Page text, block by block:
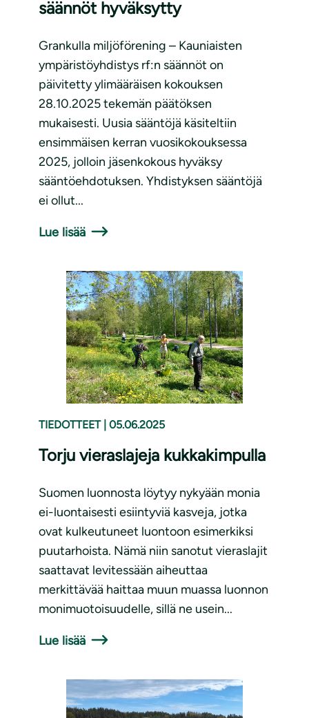
säännöt hyväksytty
Grankulla miljöförening – Kauniaisten
ympäristöyhdistys rf:n säännöt on
päivitetty ylimääräisen kokouksen
28.10.2025 tekemän päätöksen
mukaisesti. Uusia sääntöjä käsiteltiin
ensimmäisen kerran vuosikokouksessa
2025, jolloin jäsenkokous hyväksy
sääntöehdotuksen. Yhdistyksen sääntöjä
ei ollut...
Lue lisää
TIEDOTTEET 05.06.2025
Torju vieraslajeja kukkakimpulla
Suomen luonnosta löytyy nykyään monia
ei-luontaisesti esiintyviä kasveja, jotka
ovat kulkeutuneet luontoon esimerkiksi
puutarhoista. Nämä niin sanotut vieraslajit
saattavat levitessään aiheuttaa
merkittävää haittaa muun muassa luonnon
monimuotoisuudelle, sillä ne usein...
Lue lisää